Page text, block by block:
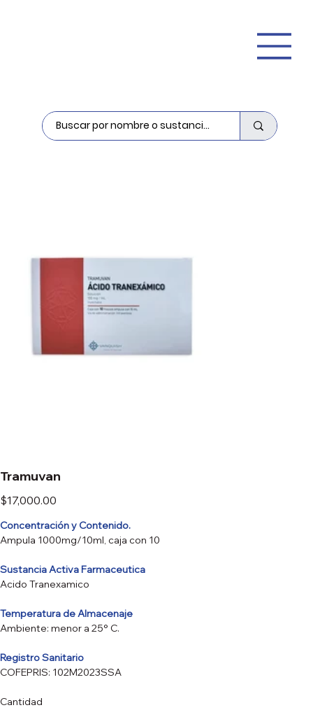
Tramuvan
Precio
$17,000.00
Concentración y Contenido.
Ampula 1000mg/10ml, caja con 10
Sustancia Activa Farmaceutica
Acido Tranexamico
Temperatura de Almacenaje
Ambiente: menor a 25° C.
Registro Sanitario
COFEPRIS: 102M2023SSA
Cantidad